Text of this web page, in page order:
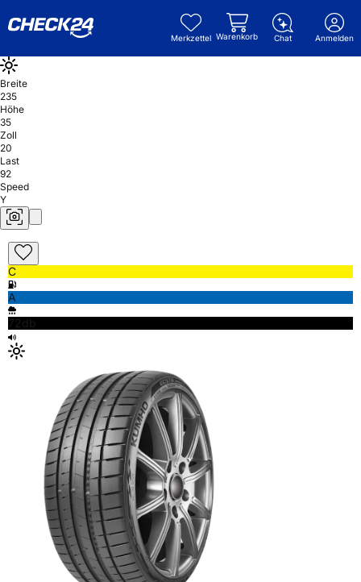
Merkzettel Warenkorb Chat Anmelden
Breite
235
Höhe
35
Zoll
20
Last
92
Speed
Y
C
A
72db